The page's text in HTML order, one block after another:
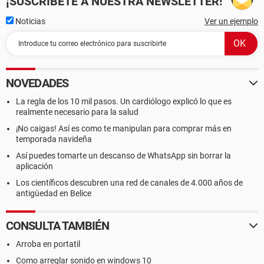
Tarjeta de Red Realtek RTL8102E Family PCI-E Fast Ethernet
NIC (NDIS 6.0)
Modem HDAUDIO Soft Data Fax Modem with SmartCP
Impresora Microsoft Office Document Image Writer
Impresora Microsoft XPS Document Writer
Controlador USB1 Intel 82801HBM ICH8M - USB Universal
Host Controller
Controlador USB1 Intel 82801HBM ICH8M - USB Universal
Host Controller
Controlador USB1 Intel 82801HBM ICH8M - USB Universal
Host Controller
Controlador USB1 Intel 82801HBM ICH8M - USB Universal
Host Controller
Controlador USB1 Intel 82801HBM ICH8M - USB Universal
Controlador USB2 Intel 82801HBM ICH8M - USB2 Enhanced
Host Controller
Controlador USB2 Intel 82801HBM ICH8M - USB2 Enhanced
Noticias Ver un ejemplo
NOVEDADES
La regla de los 10 mil pasos. Un cardiólogo explicó lo que es
realmente necesario para la salud
¡No caigas! Así es como te manipulan para comprar más en
temporada navideña
Así puedes tomarte un descanso de WhatsApp sin borrar la
aplicación
Los científicos descubren una red de canales de 4.000 años de
antigüedad en Belice
CONSULTA TAMBIÉN
Arroba en portatil
Como arreglar sonido en windows 10